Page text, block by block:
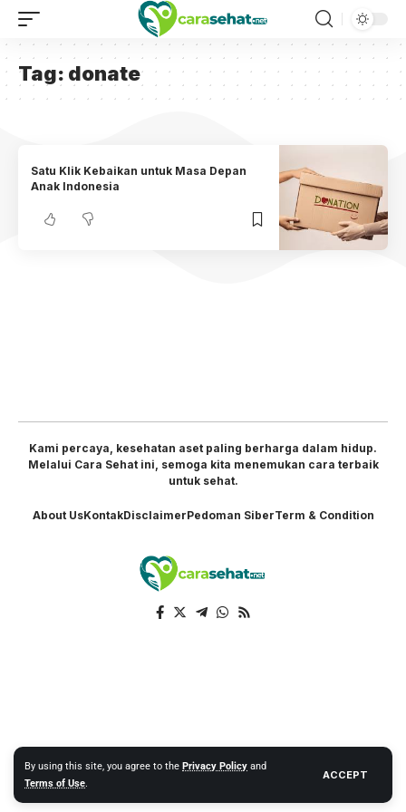
By using this site, you agree to the Privacy Policy and
Terms of Use.
ACCEPT
Tag: donate
Satu Klik Kebaikan untuk Masa Depan
Anak Indonesia
Kami percaya, kesehatan aset paling berharga dalam hidup.
Melalui Cara Sehat ini, semoga kita menemukan cara terbaik
untuk sehat.
About UsKontakDisclaimerPedoman SiberTerm & Condition